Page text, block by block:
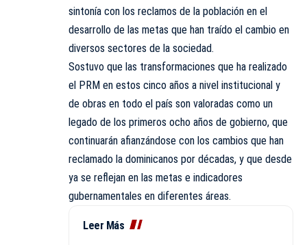
sintonía con los reclamos de la población en el
desarrollo de las metas que han traído el cambio en
diversos sectores de la sociedad.
Sostuvo que las transformaciones que ha realizado
el PRM en estos cinco años a nivel institucional y
de obras en todo el país son valoradas como un
legado de los primeros ocho años de gobierno, que
continuarán afianzándose con los cambios que han
reclamado la dominicanos por décadas, y que desde
ya se reflejan en las metas e indicadores
gubernamentales en diferentes áreas.
Leer Más